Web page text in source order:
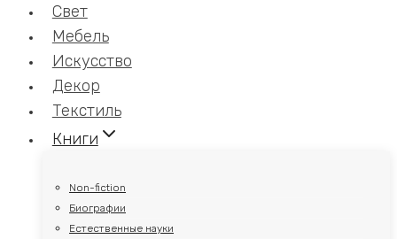
Свет
Мебель
Искусство
Декор
Текстиль
Книги
Non-fiction
Биографии
Естественные науки